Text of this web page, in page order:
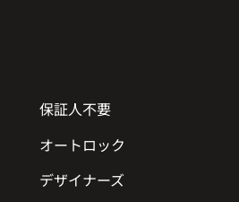
保証人不要
オートロック
デザイナーズ